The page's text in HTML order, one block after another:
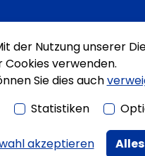
Datenschutz
der Nutzung unserer
Cookies verwenden.
Sie dies auch
Statistiken
akzeptieren